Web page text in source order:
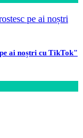
ai noștri cu TikTok"